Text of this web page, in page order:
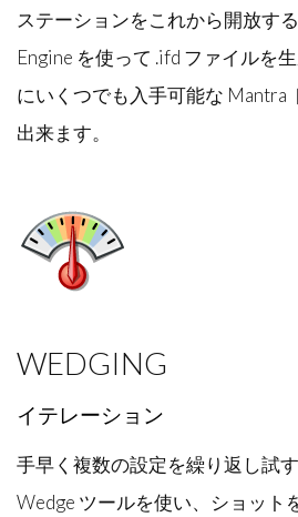
ステーションをこれから開放す
Engine を使って .ifd ファイルを
にいくつでも入手可能な Mantra
出来ます。
WEDGING
イテレーション
手早く複数の設定を繰り返し試
Wedge ツールを使い、ショット